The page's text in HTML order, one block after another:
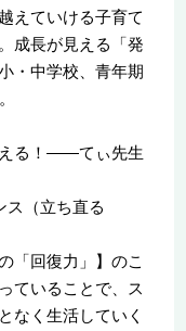
えていける子育て
成長が見える「発
・中学校、青年期
える！――てぃ先生
ス（立ち直る
「回復力」】のこ
ていることで、ス
なく生活していく